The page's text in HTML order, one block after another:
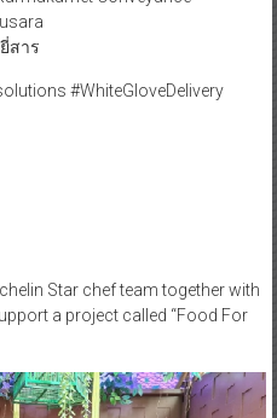
สาร
#WhiteGloveDelivery
Star chef team together with
a project called “Food For